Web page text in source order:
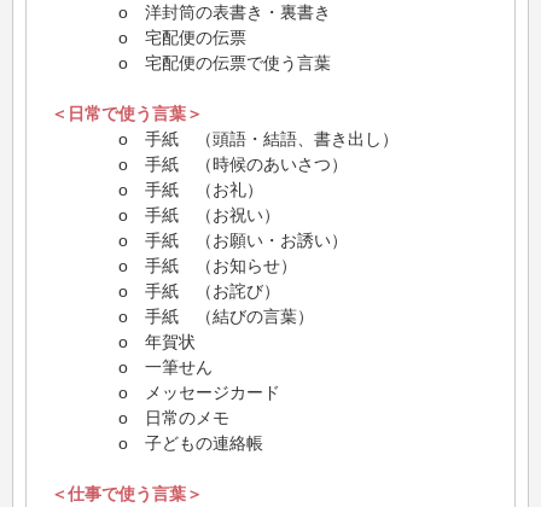
o 洋封筒の表書き・裏書き
o 宅配便の伝票
o 宅配便の伝票で使う言葉
＜日常で使う言葉＞
o 手紙 （頭語・結語、書き出し）
o 手紙 （時候のあいさつ）
o 手紙 （お礼）
o 手紙 （お祝い）
o 手紙 （お願い・お誘い）
o 手紙 （お知らせ）
o 手紙 （お詫び）
o 手紙 （結びの言葉）
o 年賀状
o 一筆せん
o メッセージカード
o 日常のメモ
o 子どもの連絡帳
＜仕事で使う言葉＞